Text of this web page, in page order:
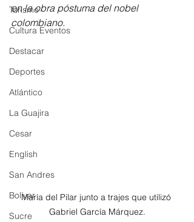
Turismo
Cultura Eventos
Destacar
Deportes
Atlántico
La Guajira
Cesar
English
San Andres
Bolívar
Sucre
en la obra póstuma del nobel
colombiano.
María del Pilar junto a trajes que utilizó
Gabriel García Márquez.